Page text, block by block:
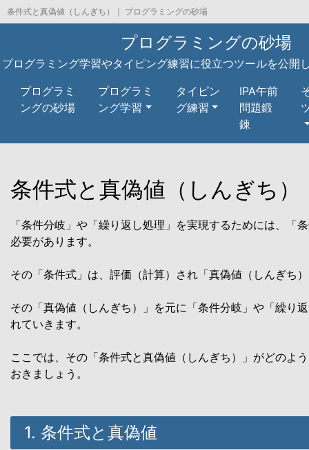
条件式と真偽値（しんぎち）｜ プログラミングの砂場
プログラミングの砂場
プログラミング学習やタイピング練習に役立つツールを公開
プログラミ
ングの砂場
プログラミ
ング学習
タイピン
グ練習
IPA午前
問題鍛
錬
条件式と真偽値（しんぎち）
「条件分岐」や「繰り返し処理」を実現するためには、「
必要があります。
その「条件式」は、評価（計算）され「真偽値（しんぎち
その「真偽値（しんぎち）」を元に「条件分岐」や「繰り
れていきます。
ここでは、その「条件式と真偽値（しんぎち）」がどのよ
おきましょう。
1. 条件式と真偽値